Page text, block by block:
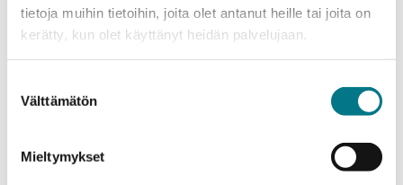
tietoja muihin tietoihin, joita olet antanut heille tai joita on
kerätty, kun olet käyttänyt heidän palvelujaan.
valinta
Välttämätön
Mieltymykset
Englanninkielinen pelialan koulutustarjonta on
lisännyt hakijoiden määrää maailmanlaajuisesti
Viime vuosina KAMKin pelialan koulutuksissa on
aloittanut yli 150 opiskelijaa enemmän, joista noin